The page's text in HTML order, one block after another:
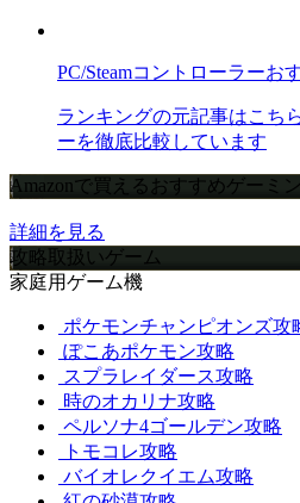
PC/Steamコントローラーお
ランキングの元記事はこち
ーを徹底比較しています
Amazonで買えるおすすめゲーミ
詳細を見る
攻略取扱いゲーム
家庭用ゲーム機
ポケモンチャンピオンズ攻
ぽこあポケモン攻略
スプラレイダース攻略
時のオカリナ攻略
ペルソナ4ゴールデン攻略
トモコレ攻略
バイオレクイエム攻略